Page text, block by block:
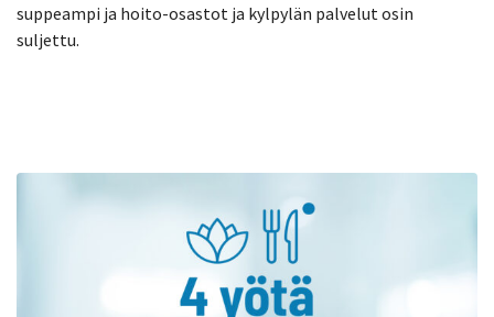
suppeampi ja hoito-osastot ja kylpylän palvelut osin
suljettu.